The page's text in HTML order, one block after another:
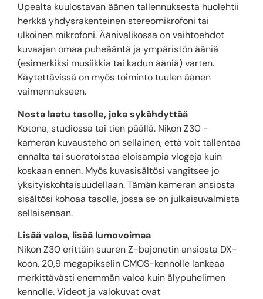
Upealta kuulostavan äänen tallennuksesta huolehtii
herkkä yhdysrakenteinen stereomikrofoni tai
ulkoinen mikrofoni. Äänivalikossa on vaihtoehdot
kuvaajan omaa puheääntä ja ympäristön ääniä
(esimerkiksi musiikkia tai kadun ääniä) varten.
Käytettävissä on myös toiminto tuulen äänen
vaimennukseen.
Nosta laatu tasolle, joka sykähdyttää
Kotona, studiossa tai tien päällä. Nikon Z30 -
kameran kuvausteho on sellainen, että voit tallentaa
ennalta tai suoratoistaa eloisampia vlogeja kuin
koskaan ennen. Myös kuvasisältösi vangitsee jo
yksityiskohtaisuudellaan. Tämän kameran ansiosta
sisältösi kohoaa tasolle, jossa se on julkaisuvalmista
sellaisenaan.
Lisää valoa, lisää lumovoimaa
Nikon Z30 erittäin suuren Z-bajonetin ansiosta DX-
koon, 20,9 megapikselin CMOS-kennolle lankeaa
merkittävästi enemmän valoa kuin älypuhelimen
kennolle. Videot ja valokuvat ovat